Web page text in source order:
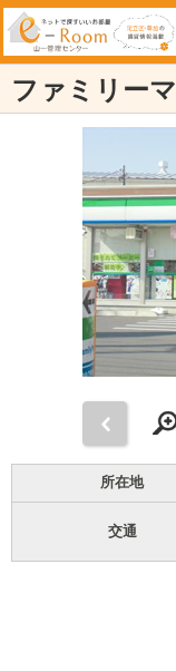
ファミリー
所在地
交通